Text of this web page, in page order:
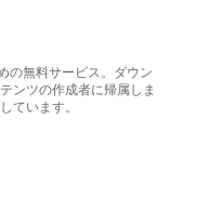
の無料サービス。ダウン
ンツの作成者に帰属しま
ています。